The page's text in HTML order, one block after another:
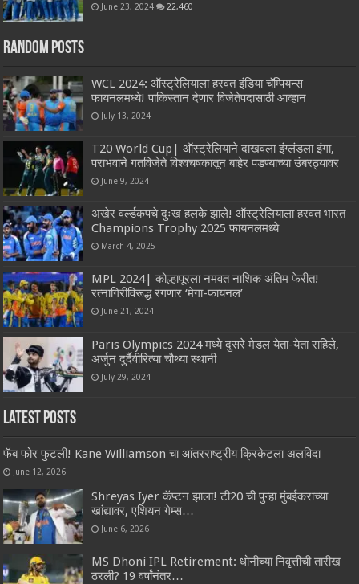
June 23, 2024 22,460
Random Posts
WCL 2024: ऑस्ट्रेलियाला हरवत इंडिया चॅम्पियन्स
फायनलमध्ये! पाकिस्तान देणार विजेतेपदासाठी आव्हान
July 13, 2024
T20 World Cup| ऑस्ट्रेलियाने दाखवला इंग्लंडला इंगा,
पराभवाने गतविजेते विश्वचषकातून बाहेर पडण्याच्या उंबरठ्यावर
June 9, 2024
अखेर वर्ल्डकपचे दुःख हलके झाले! ऑस्ट्रेलियाला हरवत भारत
Champions Trophy 2025 फायनलमध्ये
March 4, 2025
MPL 2024| कोल्हापूरला नमवत नाशिक अंतिम फेरीत!
रत्नागिरीविरूद्ध रंगणार ‘मेगा-फायनल’
June 21, 2024
Paris Olympics 2024 मध्ये दुसरे मेडल येता-येता राहिले,
अर्जुन दुर्दैवीरित्या चौथ्या स्थानी
July 29, 2024
Latest Posts
फॅब फोर फुटली! Kane Williamson चा आंतरराष्ट्रीय क्रिकेटला अलविदा
June 12, 2026
Shreyas Iyer कॅप्टन झाला! टी20 ची पुन्हा मुंबईकराच्या
खांद्यावर, एशियन गेम्स…
June 6, 2026
MS Dhoni IPL Retirement: धोनीच्या निवृत्तीची तारीख
ठरली? 19 वर्षांनंतर…